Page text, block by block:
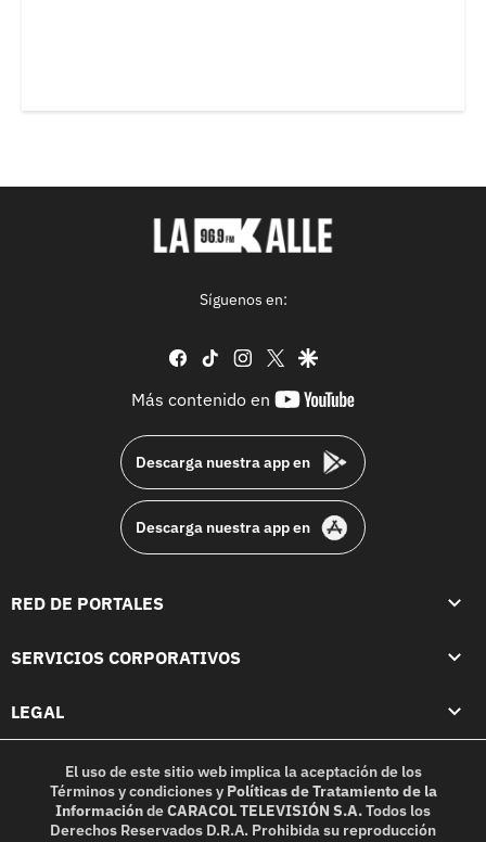
Síguenos en:
facebook
tiktok instagram
twittergoogle
Más contenido en
youtube-
Descarga nuestra app en
Descarga nuestra app en
RED DE PORTALES
SERVICIOS CORPORATIVOS
LEGAL
El uso de este sitio web implica la aceptación de los
Términos y condicionesy Políticas de Tratamiento de la
InformacióndeCARACOL TELEVISIÓN S.A.Todos los
Derechos Reservados D.R.A. Prohibida su reproducción